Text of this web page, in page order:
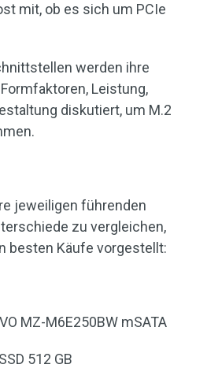
mit, ob es sich um PCIe
werden ihre
Leistung,
diskutiert, um M.2
jeweiligen führenden
zu vergleichen,
besten Käufe vorgestellt:
MZ-M6E250BW mSATA
512 GB